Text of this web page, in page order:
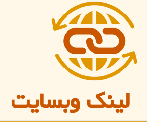
لینک وبسایت